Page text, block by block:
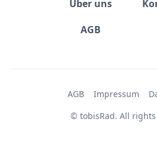
Über uns
AGB
© tobisRad. All rights
AGB Impressum